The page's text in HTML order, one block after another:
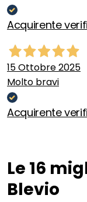
Acquirente
15 Ottobre 2025
Molto bravi
Acquirente
Le 16
Blevio